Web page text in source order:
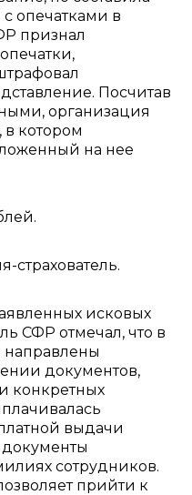
опечатками в
признал
Посчитав
организация
в котором
на нее
страхователь.
исковых
СФР отмечал, что в
документов,
конкретных
выдачи
сотрудников.
прийти к